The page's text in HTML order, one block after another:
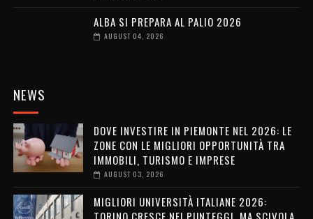
ALBA SI PREPARA AL PALIO 2026
AUGUST 04, 2026
NEWS
DOVE INVESTIRE IN PIEMONTE NEL 2026: LE
ZONE CON LE MIGLIORI OPPORTUNITÀ TRA
IMMOBILI, TURISMO E IMPRESE
AUGUST 03, 2026
MIGLIORI UNIVERSITÀ ITALIANE 2026: